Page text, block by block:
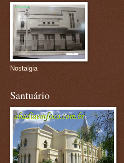
Nostalgia
Santuário